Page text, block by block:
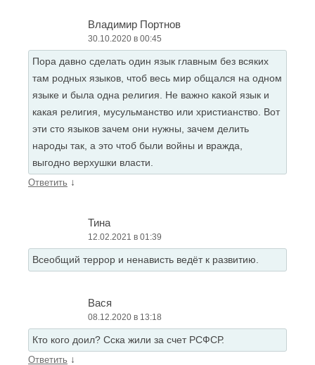
Владимир Портнов
30.10.2020 в 00:45
Пора давно сделать один язык главным без всяких
там родных языков, чтоб весь мир общался на одном
языке и была одна религия. Не важно какой язык и
какая религия, мусульманство или христианство. Вот
эти сто языков зачем они нужны, зачем делить
народы так, а это чтоб были войны и вражда,
выгодно верхушки власти.
Ответить ↓
Тина
12.02.2021 в 01:39
Всеобщий террор и ненависть ведёт к развитию.
Вася
08.12.2020 в 13:18
Кто кого доил? Сска жили за счет РСФСР.
Ответить ↓